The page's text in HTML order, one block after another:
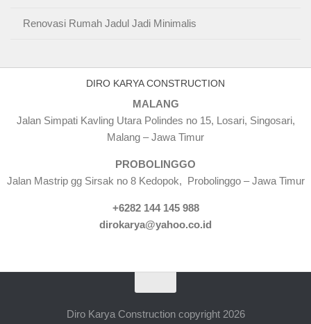
Renovasi Rumah Jadul Jadi Minimalis
DIRO KARYA CONSTRUCTION
MALANG
Jalan Simpati Kavling Utara Polindes no 15, Losari, Singosari,
Malang – Jawa Timur
PROBOLINGGO
Jalan Mastrip gg Sirsak no 8 Kedopok, Probolinggo – Jawa Timur
+6282 144 145 988
dirokarya@yahoo.co.id
Diro Karya Construction copyright 2026